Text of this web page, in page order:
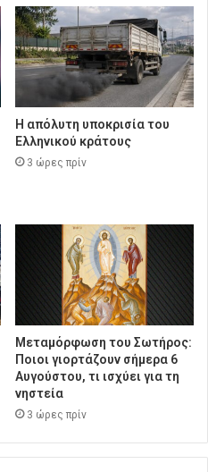
Η απόλυτη υποκρισία του
Ελληνικού κράτους
3 ώρες πρίν
Μεταμόρφωση του Σωτήρος:
Ποιοι γιορτάζουν σήμερα 6
Αυγούστου, τι ισχύει για τη
νηστεία
3 ώρες πρίν